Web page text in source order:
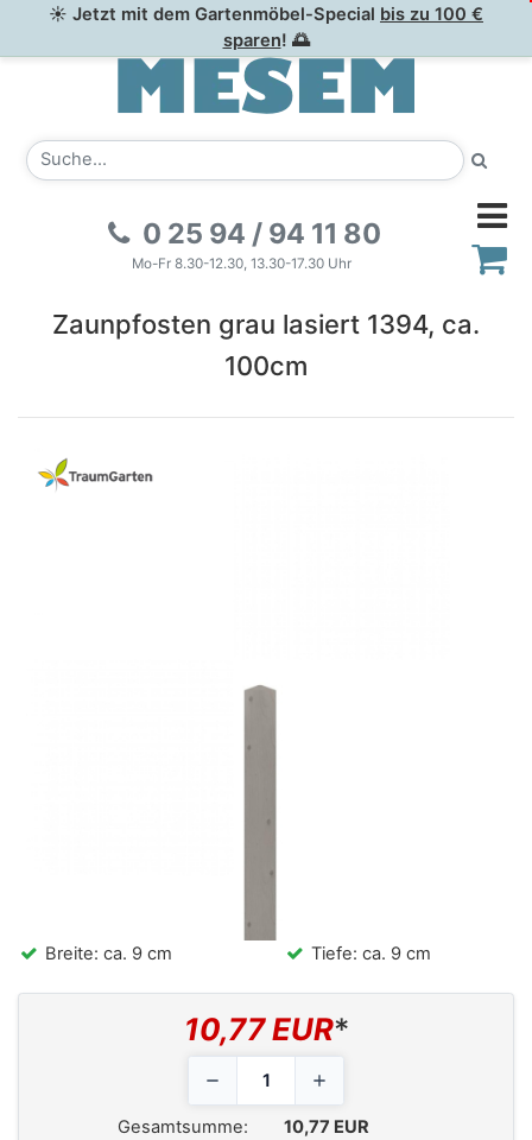
☀ Jetzt mit dem Gartenmöbel-Special bis zu 100 €
sparen! 🌅
0 25 94 / 94 11 80
Mo-Fr 8.30-12.30, 13.30-17.30 Uhr
Zaunpfosten grau lasiert 1394, ca.
100cm
Breite: ca. 9 cm Tiefe: ca. 9 cm
10,77 EUR*
Gesamtsumme:
10,77 EUR